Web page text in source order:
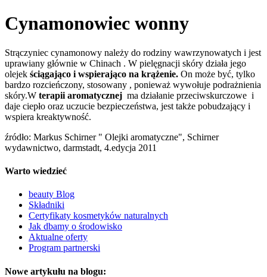
Cynamonowiec wonny
Strączyniec cynamonowy należy do rodziny wawrzynowatych i jest
uprawiany głównie w Chinach . W pielęgnacji skóry działa jego
olejek ściągająco i wspierająco na krążenie. On może być, tylko
bardzo rozcieńczony, stosowany , ponieważ wywołuje podrażnienia
skóry.W terapii aromatycznej ma działanie przeciwskurczowe i
daje ciepło oraz uczucie bezpieczeństwa, jest także pobudzający i
wspiera kreaktywność.
źródło: Markus Schirner " Olejki aromatyczne", Schirner
wydawnictwo, darmstadt, 4.edycja 2011
Warto wiedzieć
beauty Blog
Składniki
Certyfikaty kosmetyków naturalnych
Jak dbamy o środowisko
Aktualne oferty
Program partnerski
Nowe artykułu na blogu: